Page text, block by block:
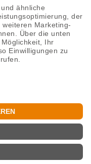
möglich.
| Rights Reserved |